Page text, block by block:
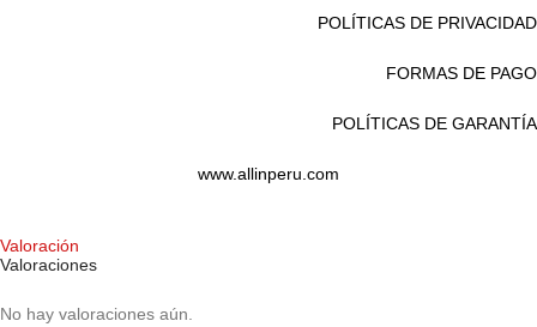
POLÍTICAS DE PRIVACIDAD
FORMAS DE PAGO
POLÍTICAS DE GARANTÍA
www.allinperu.com
Valoración
Valoraciones
No hay valoraciones aún.